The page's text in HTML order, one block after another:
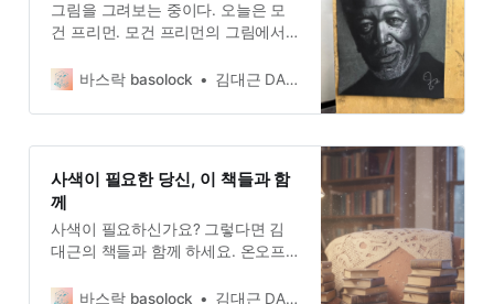
덕경의 주제이다.
그림을 그려보는 중이다. 오늘은 모
건 프리먼. 모건 프리먼의 그림에서
곱슬곱슬한 흑인 특유의 머리카락이
바스락 basolock 김대근 DAEGEUN KIM
사색이 필요한 당신, 이 책들과 함
께
사색이 필요하신가요? 그렇다면 김
대근의 책들과 함께 하세요. 온오프
바스락 basolock
김대근 DAEGEUN KIM